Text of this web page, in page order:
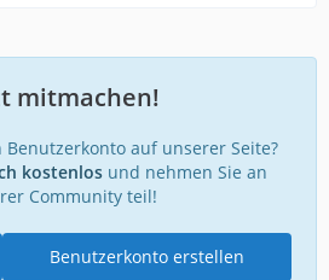
mitmachen!
auf unserer Seite?
kostenlosund nehmen Sie an
Community teil!
Benutzerkonto erstellen